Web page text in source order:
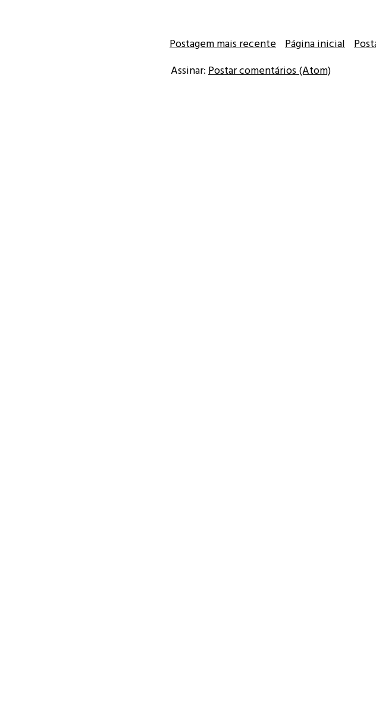
Postagem mais recente Página inicial
Assinar: Postar comentários (Atom)